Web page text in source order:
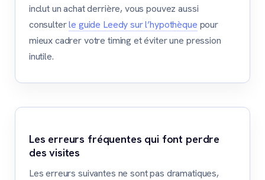
inclut un achat derrière, vous pouvez aussi
consulterle guide Leedy sur l’hypothèque pour
mieux cadrer votre timing et éviter une pression
inutile.
Les erreurs fréquentes qui font perdre
des visites
Les erreurs suivantes ne sont pas dramatiques,